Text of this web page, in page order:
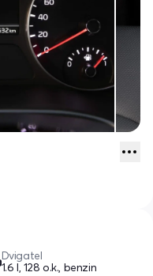
Dvigatel
1.6 l, 128 o.k., benzin